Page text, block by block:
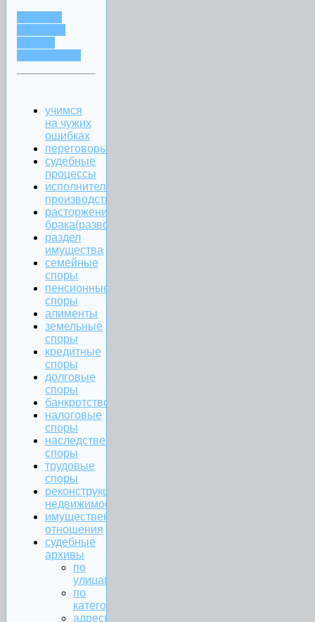
учимся
на чужих
ошибках
переговоры
судебные
процессы
исполнительное
производство
расторжение
брака(развод)
раздел
имущества
семейные
споры
пенсионные
споры
алименты
земельные
споры
кредитные
споры
долговые
споры
банкротство
налоговые
споры
наследственные
споры
трудовые
споры
реконструкция
недвижимости
имущественные
отношения
судебные
архивы
по
улицам
по
категориям
адресная